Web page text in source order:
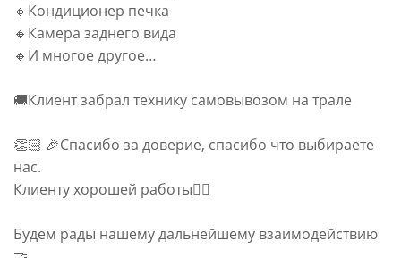
🔸Кондиционер печка
🔸Камера заднего вида
🔸И многое другое…
🚚Клиент забрал технику самовывозом на трале
👏🏻 🎉Спасибо за доверие, спасибо что выбираете
нас.
Клиенту хорошей работы✊🏻
Будем рады нашему дальнейшему взаимодействию